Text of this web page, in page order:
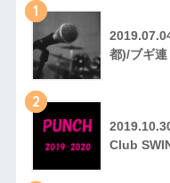
1
都)/ブギ連
2
Club